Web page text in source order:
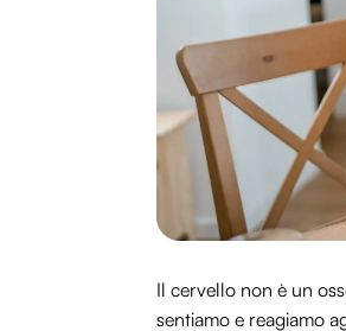
Il cervello non è un
sentiamo e reagiamo